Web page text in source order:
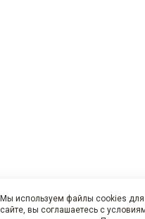
Мы используем файлы cookies
сайте, вы соглашаетесь с